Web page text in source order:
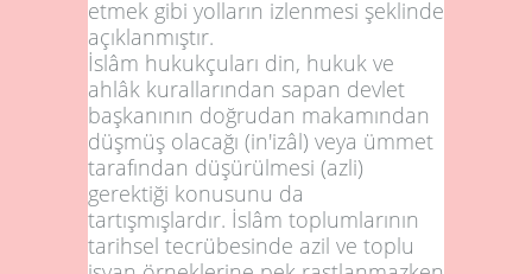
etmek gibi yolların izlenmesi şeklinde
açıklanmıştır.
İslâm hukukçuları din, hukuk ve
ahlâk kurallarından sapan devlet
başkanının doğrudan makamından
düşmüş olacağı (in'izâl) veya ümmet
tarafından düşürülmesi (azli)
gerektiği konusunu da
tartışmışlardır. İslâm toplumlarının
tarihsel tecrübesinde azil ve toplu